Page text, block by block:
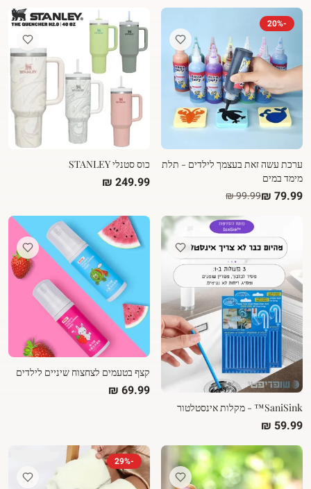
-
20%
ערכת עשה זאת בעצמך לילדים - תלת
מימד במים
כוס סטנלי STANLEY
SaniSink™ - מקלות אינסטלטור
קצף בטעמים לצחצוח שיניים לילדים
-
29%